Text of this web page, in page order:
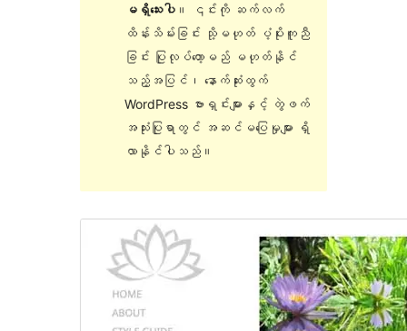
မရှိသေးပါ။ ၎င်းကို ဆက်လက်
ထိန်းသိမ်းခြင်း သို့မဟုတ် ပံ့ပိုးကူညီ
ခြင်း ပြုလုပ်တော့မည် မဟုတ်နိုင်
သည့်အပြင်၊ နောက်ဆုံးထွက်
WordPress ဗားရှင်းများနှင့် တွဲဖက်
အသုံးပြုရာတွင် အဆင်မပြေမှုများ ရှိ
လာနိုင်ပါသည်။